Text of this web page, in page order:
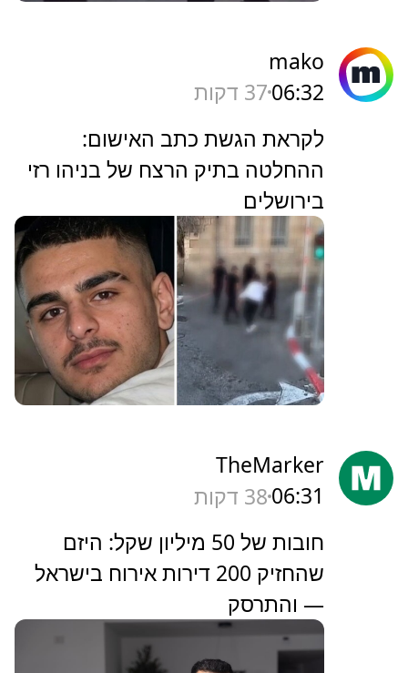
mako
06:3237 דקות
לקראת הגשת כתב האישום:
ההחלטה בתיק הרצח של בניהו רזי
בירושלים
TheMarker
06:3138 דקות
‏חובות של 50 מיליון שקל: היזם
שהחזיק 200 דירות אירוח בישראל
— והתרסק